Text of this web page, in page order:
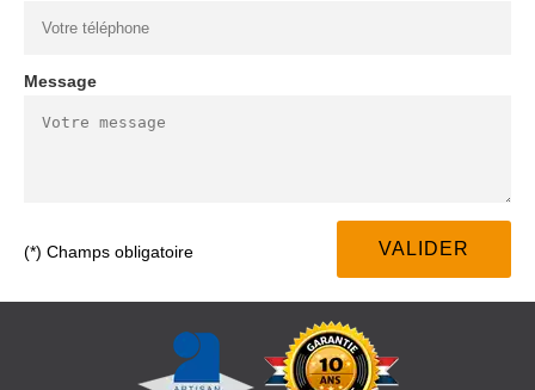
Message
(*) Champs obligatoire